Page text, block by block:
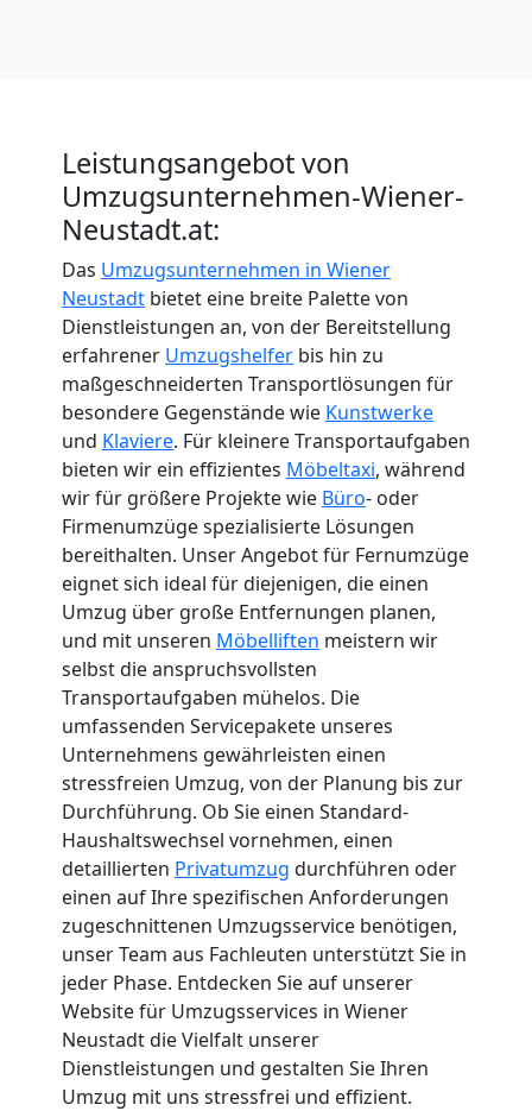
Leistungsangebot von
Umzugsunternehmen-Wiener-
Neustadt.at:
Das Umzugsunternehmen in Wiener
Neustadt bietet eine breite Palette von
Dienstleistungen an, von der Bereitstellung
erfahrener Umzugshelfer bis hin zu
maßgeschneiderten Transportlösungen für
besondere Gegenstände wie Kunstwerke
und Klaviere. Für kleinere Transportaufgaben
bieten wir ein effizientes Möbeltaxi, während
wir für größere Projekte wie Büro- oder
Firmenumzüge spezialisierte Lösungen
bereithalten. Unser Angebot für Fernumzüge
eignet sich ideal für diejenigen, die einen
Umzug über große Entfernungen planen,
und mit unseren Möbelliften meistern wir
selbst die anspruchsvollsten
Transportaufgaben mühelos. Die
umfassenden Servicepakete unseres
Unternehmens gewährleisten einen
stressfreien Umzug, von der Planung bis zur
Durchführung. Ob Sie einen Standard-
Haushaltswechsel vornehmen, einen
detaillierten Privatumzug durchführen oder
einen auf Ihre spezifischen Anforderungen
zugeschnittenen Umzugsservice benötigen,
unser Team aus Fachleuten unterstützt Sie in
jeder Phase. Entdecken Sie auf unserer
Website für Umzugsservices in Wiener
Neustadt die Vielfalt unserer
Dienstleistungen und gestalten Sie Ihren
Umzug mit uns stressfrei und effizient.
International
Internationaler
Umzug
Nationaler
Umzug